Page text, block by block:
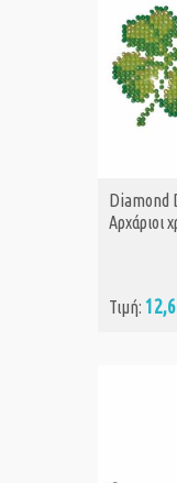
Diamond
Αρχάριοι
Τιμή: